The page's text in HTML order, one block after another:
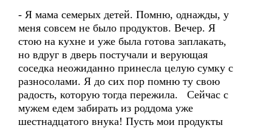
- Я мама семерых детей. Помню, однажды, у
меня совсем не было продуктов. Вечер. Я
стою на кухне и уже была готова заплакать,
но вдруг в дверь постучали и верующая
соседка неожиданно принесла целую сумку с
разносолами. Я до сих пор помню ту свою
радость, которую тогда пережила. Сейчас с
мужем едем забирать из роддома уже
шестнадцатого внука! Пусть мои продукты